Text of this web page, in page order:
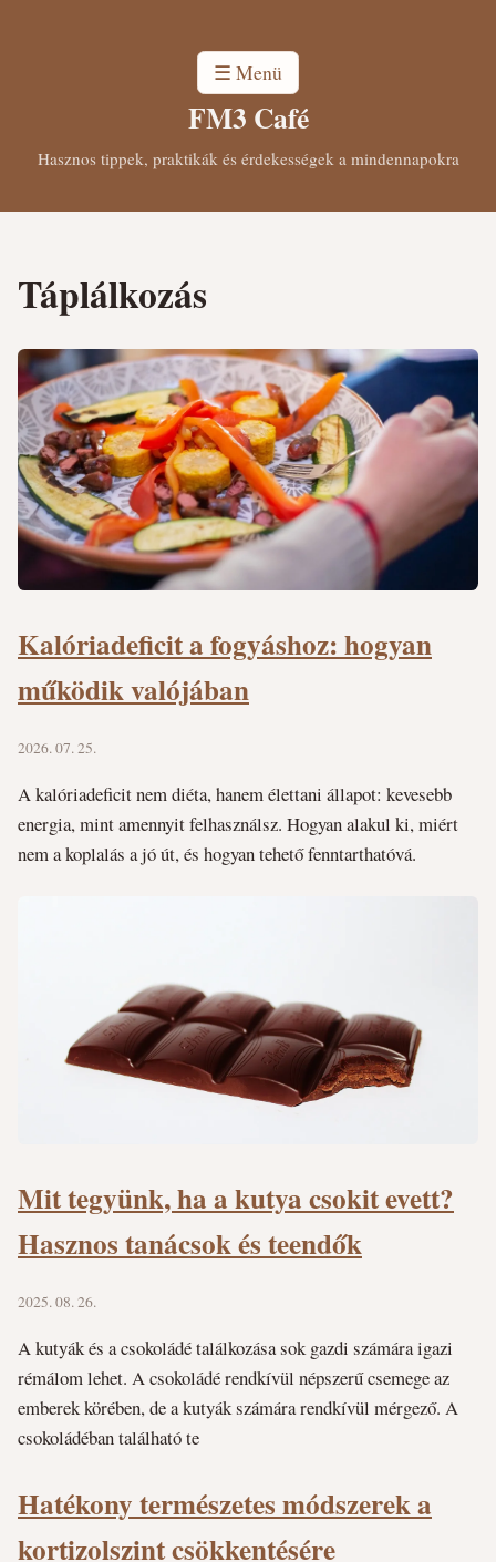
☰ Menü
FM3 Café
Hasznos tippek, praktikák és érdekességek a mindennapokra
Táplálkozás
Kalóriadeficit a fogyáshoz: hogyan
működik valójában
2026. 07. 25.
A kalóriadeficit nem diéta, hanem élettani állapot: kevesebb
energia, mint amennyit felhasználsz. Hogyan alakul ki, miért
nem a koplalás a jó út, és hogyan tehető fenntarthatóvá.
Mit tegyünk, ha a kutya csokit evett?
Hasznos tanácsok és teendők
2025. 08. 26.
A kutyák és a csokoládé találkozása sok gazdi számára igazi
rémálom lehet. A csokoládé rendkívül népszerű csemege az
emberek körében, de a kutyák számára rendkívül mérgező. A
csokoládéban található te
Hatékony természetes módszerek a
kortizolszint csökkentésére